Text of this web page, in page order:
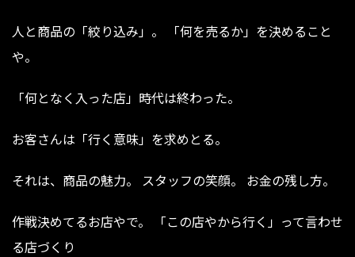
人と商品の「絞り込み」。 「何を売るか」を決めること
や。
「何となく入った店」時代は終わった。
お客さんは「行く意味」を求めとる。
それは、商品の魅力。 スタッフの笑顔。 お金の残し方。
作戦決めてるお店やで。 「この店やから行く」って言わせ
る店づくり